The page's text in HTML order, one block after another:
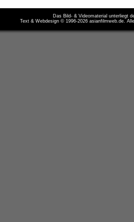
Das Bild- & Videomaterial unterliegt
Text & Webdesign © 1996-2026 asianfilmweb.de.